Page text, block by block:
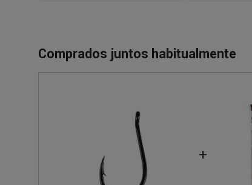
Comprados juntos habitualmente
+